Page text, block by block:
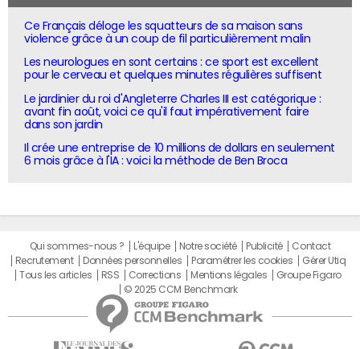
Ce Français déloge les squatteurs de sa maison sans
violence grâce à un coup de fil particulièrement malin
Les neurologues en sont certains : ce sport est excellent
pour le cerveau et quelques minutes régulières suffisent
Le jardinier du roi d'Angleterre Charles III est catégorique :
avant fin août, voici ce qu'il faut impérativement faire
dans son jardin
Il crée une entreprise de 10 millions de dollars en seulement
6 mois grâce à l'IA : voici la méthode de Ben Broca
Qui sommes-nous ? L'équipe Notre société Publicité
Contact
Recrutement
Données personnelles Paramétrer les cookies
Gérer Utiq
Tous les articles
RSS Corrections Mentions légales
Groupe Figaro
© 2025 CCM Benchmark